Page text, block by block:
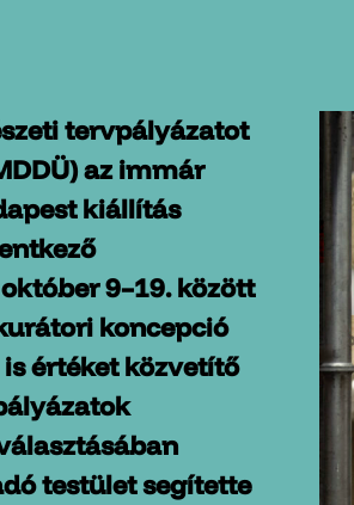
tervpályázatot
az immár
kiállítás
9–19. között
koncepció
értéket közvetítő
testület segítette